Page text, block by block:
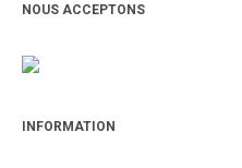
NOUS ACCEPTONS
INFORMATION